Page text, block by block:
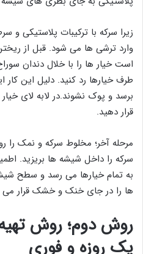
زیرا سرکه با ترکیبات پلاستیکی
وارد ترشی ها می شود. قبل از
است خیار ها را با خلال دندان
طرف خیارها رد کنید. دلیل این
برسد و پوک نشوند.در لابه لای
قرار دهید.
مرحله آخر؛ مخلوط سرکه و نمک را
سرکه را داخل شیشه ها بریزید.
به تمام خیارها می رسد و سطح
ها را در جای خنک و خشک قرار می
روش دوم؛ روش
یک روزه و فوری